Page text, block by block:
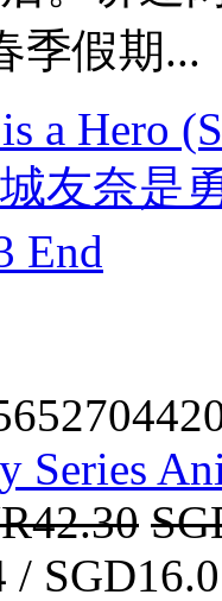
季假期...
a Hero
城友奈是
End
Series
/